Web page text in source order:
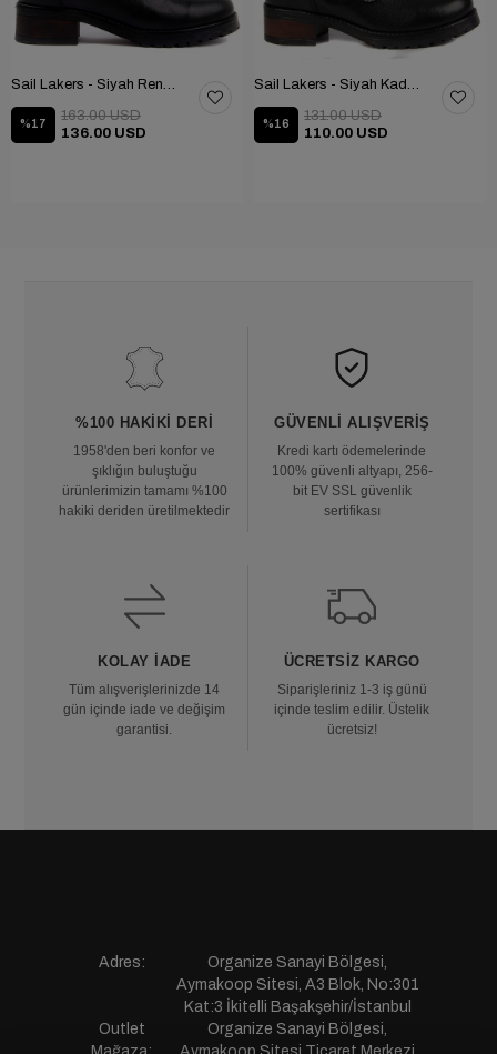
%17
136.00 USD
163.00 USD
%16
110.00 USD
131.00 USD
%100 HAKIKI DERI
1958'den beri konfor ve
şıklığın buluştuğu
ürünlerimizin tamamı %100
hakiki deriden üretilmektedir
GÜVENLI ALIŞVERIŞ
Kredi kartı ödemelerinde
100% güvenli altyapı, 256-
bit EV SSL güvenlik
sertifikası
KOLAY İADE
Tüm alışverişlerinizde 14
gün içinde iade ve değişim
garantisi.
ÜCRETSIZ KARGO
Siparişleriniz 1-3 iş günü
içinde teslim edilir. Üstelik
ücretsiz!
Adres:
Organize Sanayi Bölgesi,
Aymakoop Sitesi, A3 Blok, No:301
Kat:3 İkitelli Başakşehir/İstanbul
Outlet
Organize Sanayi Bölgesi,